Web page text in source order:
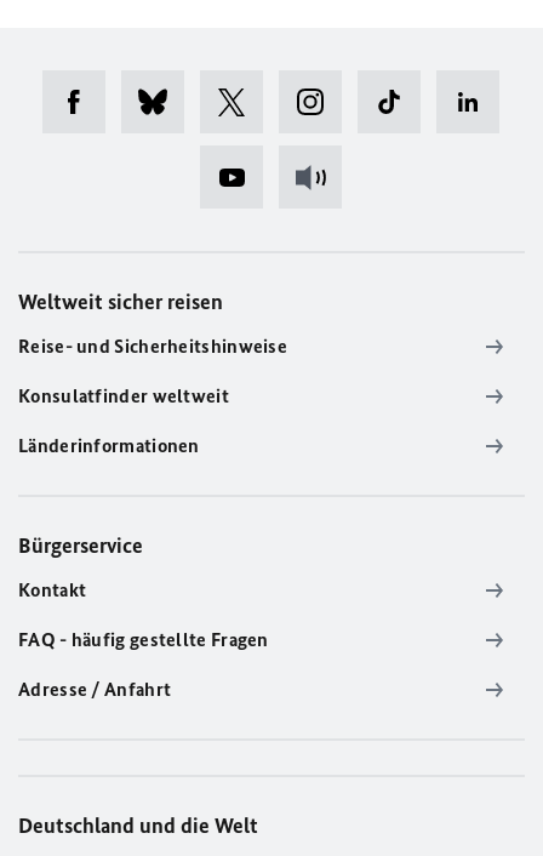
Weltweit sicher reisen
Reise- und Sicherheitshinweise
Konsulatfinder weltweit
Länderinformationen
Bürgerservice
Kontakt
FAQ - häufig gestellte Fragen
Adresse / Anfahrt
Deutschland und die Welt